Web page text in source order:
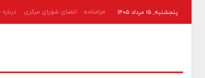
پنجشنبه, ۱۵ مرداد ۱۴۰۵ مرامنامه اعضای شورای مرکزی